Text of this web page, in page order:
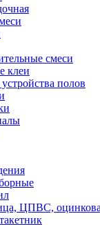
смеси
клеи
полов
ЦПВС,